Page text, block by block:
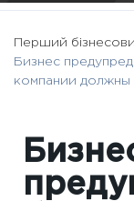
Перший
Бизнес
компании должны